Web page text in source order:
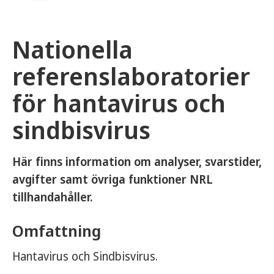
Nationella
referenslaboratorier
för hantavirus och
sindbisvirus
Här finns information om analyser, svarstider,
avgifter samt övriga funktioner NRL
tillhandahåller.
Omfattning
Hantavirus och Sindbisvirus.